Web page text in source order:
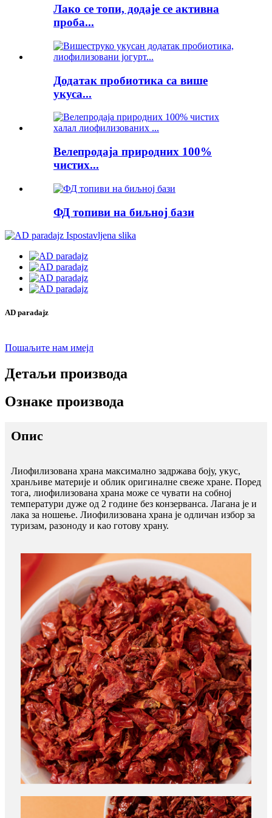
Лако се топи, додаје се активна
проба...
Додатак пробиотика са више
укуса...
Велепродаја природних 100%
чистих...
ФД топиви на биљној бази
AD paradajz
Пошаљите нам имејл
Детаљи производа
Ознаке производа
Опис
Лиофилизована храна максимално задржава боју, укус,
хранљиве материје и облик оригиналне свеже хране. Поред
тога, лиофилизована храна може се чувати на собној
температури дуже од 2 године без конзерванса. Лагана је и
лака за ношење. Лиофилизована храна је одличан избор за
туризам, разоноду и као готову храну.